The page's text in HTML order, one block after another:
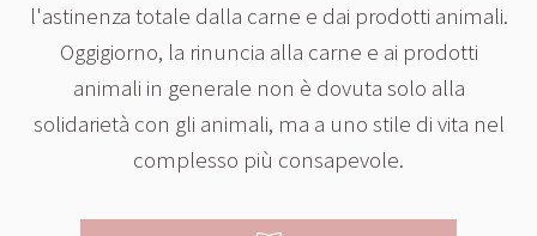
l'astinenza totale dalla carne e dai prodotti animali.
Oggigiorno, la rinuncia alla carne e ai prodotti
animali in generale non è dovuta solo alla
solidarietà con gli animali, ma a uno stile di vita nel
complesso più consapevole.